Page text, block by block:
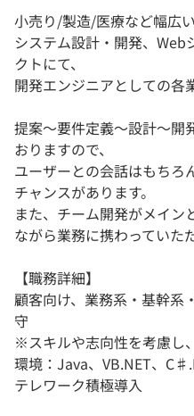
小売り/製造/医療など幅広
システム設計・開発、Web
クトにて、
開発エンジニアとしての各
提案～要件定義～設計～開
おりますので、
ユーザーとの会話はもちろ
チャンスがあります。
また、チーム開発がメイン
ながら業務に携わっていた
【職務詳細】
顧客向け、業務系・基幹系
守
※スキルや志向性を考慮し
環境：Java、VB.NET、
テレワーク積極導入